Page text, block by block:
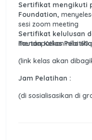
Sertifikat mengikuti
Foundation,
sesi zoom meeting
Sertifikat kelulusan
mendapatkan nilai
Tautan Kelas
(link kelas akan
Jam Pelatihan :
(di sosialisasikan di